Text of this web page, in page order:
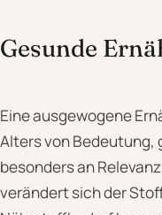
Gesunde
Eine ausgewogene
Alters von Bedeutung,
besonders an
verändert sich der